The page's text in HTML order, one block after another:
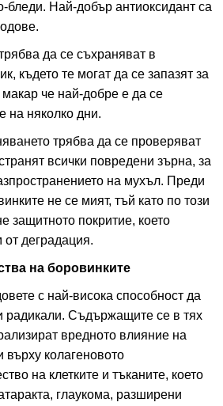
бледи. Най-добър антиоксидант са
да се съхраняват в
където те могат да се запазят за
че най-добре е да се
на няколко дни.
трябва да се проверяват
всички повредени зърна, за
на мухъл. Преди
не се мият, тъй като по този
защитното покритие, което
деградация.
на боровинките
с най-висока способност да
радикали. Съдържащите се в тях
вредното влияние на
върху колагеновото
на клетките и тъканите, което
глаукома, разширени